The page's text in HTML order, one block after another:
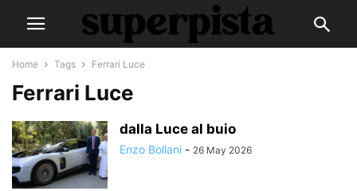
Home Tags Ferrari Luce
Ferrari Luce
dalla Luce al buio
Enzo Bollani - 26 May 2026